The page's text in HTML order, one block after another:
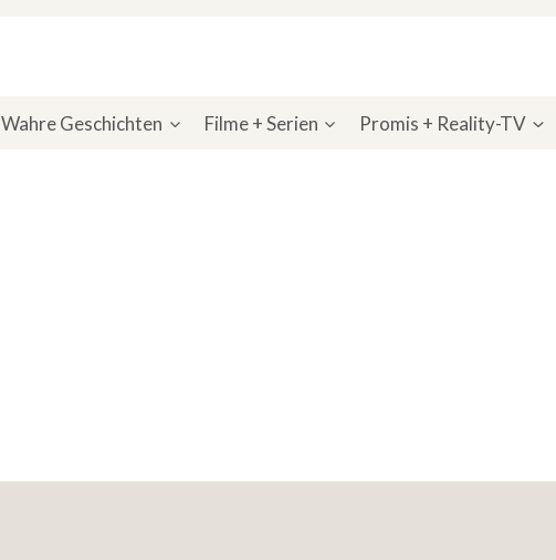
Wahre Geschichten Filme + Serien Promis + Reality-TV